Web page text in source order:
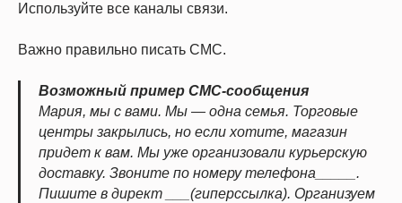
Используйте все каналы связи.
Важно правильно писать СМС.
Возможный пример СМС-сообщения
Мария, мы с вами. Мы — одна семья. Торговые
центры закрылись, но если хотите, магазин
придет к вам. Мы уже организовали курьерскую
доставку. Звоните по номеру телефона_____.
Пишите в директ ___(гиперссылка). Организуем